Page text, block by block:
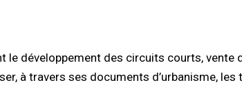
le développement des circuits courts,
à travers ses documents d’urbanisme,